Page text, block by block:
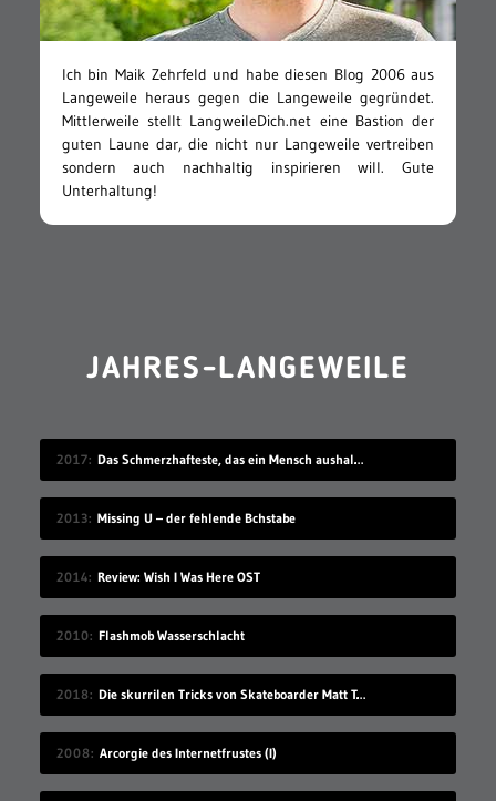
Ich bin Maik Zehrfeld und habe diesen Blog 2006 aus
Langeweile heraus gegen die Langeweile gegründet.
Mittlerweile stellt LangweileDich.net eine Bastion der
guten Laune dar, die nicht nur Langeweile vertreiben
sondern auch nachhaltig inspirieren will. Gute
Unterhaltung!
JAHRES-LANGEWEILE
2017 Das Schmerzhafteste, das ein Mensch aushalten kann
2013 Missing U – der fehlende Bchstabe
2014 Review: Wish I Was Here OST
2010 Flashmob Wasserschlacht
2018 Die skurrilen Tricks von Skateboarder Matt Tomasello
2008 Arcorgie des Internetfrustes (I)